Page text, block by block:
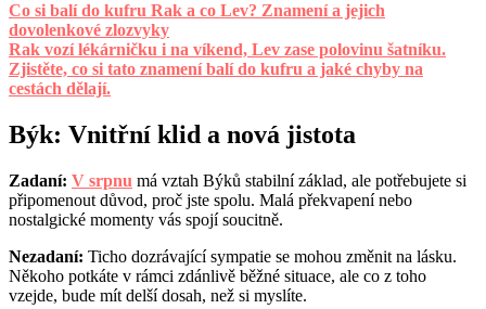
Co si balí do kufru Rak a co Lev? Znamení a jejich
dovolenkové zlozvyky
Rak vozí lékárničku i na víkend, Lev zase polovinu šatníku.
Zjistěte, co si tato znamení balí do kufru a jaké chyby na
cestách dělají.
Býk: Vnitřní klid a nová jistota
Zadaní: V srpnu má vztah Býků stabilní základ, ale potřebujete si
připomenout důvod, proč jste spolu. Malá překvapení nebo
nostalgické momenty vás spojí soucitně.
Nezadaní: Ticho dozrávající sympatie se mohou změnit na lásku.
Někoho potkáte v rámci zdánlivě běžné situace, ale co z toho
vzejde, bude mít delší dosah, než si myslíte.